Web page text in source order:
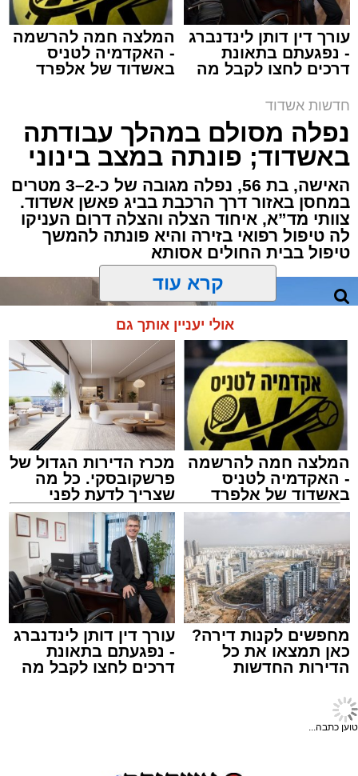
איחוד הצלה,
אירוע דרמטי הסתיים בנס רפואי באשדוד, לאחר
שגבר בן 56 התמוטט בביתו שבאחד הרחובות
ברובע י"א בעיר, כתוצאה מאירוע פתאומי שגרם
להפסקת פעילות ליבו.
למקום הוזעקו מיד צוותי רפואה ומתנדבים של
ארגון "איחוד הצלה". החובשים והפרמדיקים
שהגיעו לזירה הבחינו כי הגבר ללא דופק וללא
הכרה, ופתחו מיידית בפעולות החייאה מתקדמות,
הכוללות עיסויי לב ושימוש במפעם (דפיברילטור).
בזכות התושייה והפעילות המהירה והמקצועית של
הצוותים בשטח, ליבו של הגבר שב לפעום.
לאחר ייצוב מצבו הראשוני, הוא פונה באמבולנס
לבית חולים להמשך קבלת טיפול רפואי כשמצבו
מוגדר יציב.
מעוניינים להגיב? לדווח ? צרו איתנו קשר במייל -
ASHDODS@ISNET.CO.IL
עורך דין דותן לינדנברג
- נפגעתם בתאונת
דרכים לחצו לקבל מה
המלצה חמה להרשמה
- האקדמיה לטניס
באשדוד של אלפרד
חדשות אשדוד
נפלה מסולם במהלך עבודתה
באשדוד; פונתה במצב בינוני
האישה, בת 56, נפלה מגובה של כ-2–3 מטרים
במחסן באזור דרך הרכבת בביג פאשן אשדוד.
צוותי מד”א, איחוד הצלה והצלה דרום העניקו
לה טיפול רפואי בזירה והיא פונתה להמשך
טיפול בבית החולים אסותא
צילום: דוברות איחוד הצלה
עופר אשטוקר / 15:32 07.08.26
תגים:
לאחר שנפלה מסולם במהלך עבודתה במחסן
קרא עוד
אולי יעניין אותך גם
המלצה חמה להרשמה
- האקדמיה לטניס
קריאולנסקי - לילדים
מכרז הדירות הגדול של
פרשקובסקי. כל מה
שצריך לדעת לפני
שמגישים הצעה לדירה
באשדוד
מחפשים לקנות דירה?
הדירות החדשות
למכירה באשדוד >>>
עורך דין דותן לינדנברג